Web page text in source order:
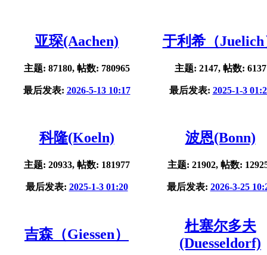
亚琛(Aachen)
主题: 87180, 帖数: 780965
最后发表: 2026-5-13 10:17
于利希（Juelich
主题: 2147, 帖数: 6137
最后发表: 2025-1-3
科隆(Koeln)
主题: 20933, 帖数: 181977
最后发表: 2025-1-3 01:20
波恩(Bonn)
主题: 21902, 帖数:
最后发表: 2026-3-25
吉森（Giessen）
杜塞尔多夫
(Duesseldorf)